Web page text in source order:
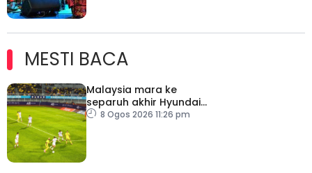
MESTI BACA
Malaysia mara ke
separuh akhir Hyundai
ASEAN Cup
8 Ogos 2026 11:26 pm